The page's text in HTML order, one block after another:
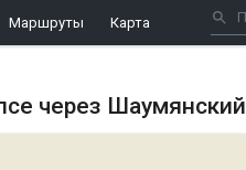
Маршруты Карта
через